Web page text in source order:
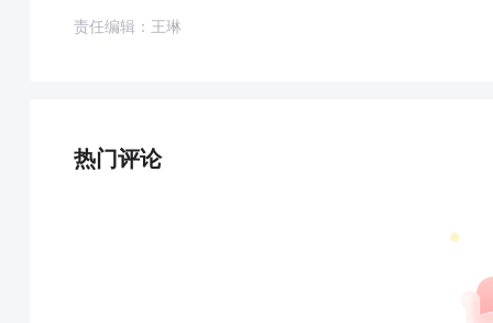
责任编辑：王琳
热门评论